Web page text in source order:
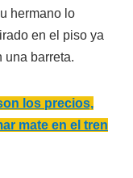
hermano lo
en el piso ya
una barreta.
los precios,
mate en el tren